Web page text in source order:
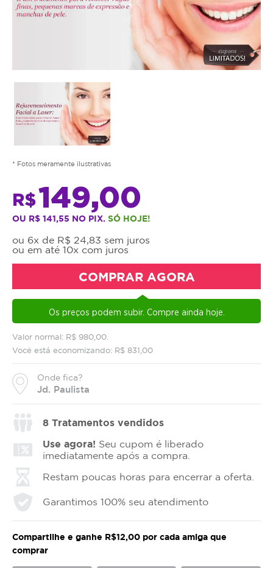
* Fotos meramente ilustrativas
Valor normal: R$ 980,00.
Você está economizando: R$ 831,00
Onde fica?
Jd. Paulista
R$149,00
OU R$ 141,55 NO PIX. SÓ HOJE!
ou 6x de R$ 24,83 sem juros
ou em até 10x com juros
COMPRAR AGORA
Os preços podem subir. Compre ainda hoje.
8 Tratamentos vendidos
Use agora! Seu cupom é liberado
imediatamente após a compra.
Restam poucas horas para encerrar a oferta.
Garantimos 100% seu atendimento
Compartilhe e ganhe R$12,00 por cada amiga que
comprar